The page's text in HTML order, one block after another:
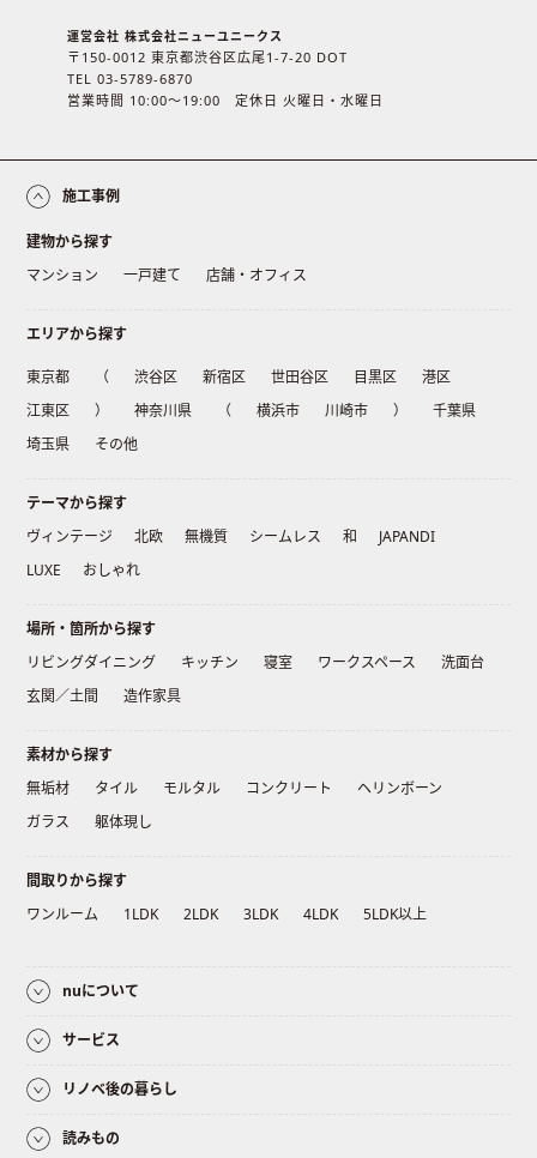
運営会社 株式会社ニューユニークス
〒150-0012 東京都渋谷区広尾1-7-20 DOT
TEL 03-5789-6870
営業時間 10:00〜19:00 定休日 火曜日・水曜日
施工事例
建物から探す
マンション
一戸建て 店舗・オフィス
エリアから探す
東京都 （ 渋谷区 新宿区 世田谷区 目黒区
港区
江東区
） 神奈川県 （ 横浜市 川崎市 ）
千葉県
埼玉県
その他
テーマから探す
ヴィンテージ
北欧 無機質 シームレス 和
JAPANDI
LUXE
おしゃれ
場所・箇所から探す
リビングダイニング
キッチン 寝室 ワークスペース
洗面台
玄関／土間
造作家具
素材から探す
無垢材
タイル モルタル コンクリート
ヘリンボーン
ガラス
躯体現し
間取りから探す
ワンルーム
1LDK 2LDK 3LDK 4LDK 5LDK以上
nuについて
サービス
リノベ後の暮らし
読みもの